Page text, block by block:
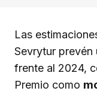
Las
Sevrytur prevén
frente al 2024,
Premio como